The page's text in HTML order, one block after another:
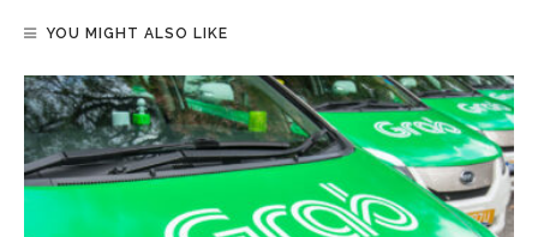
YOU MIGHT ALSO LIKE